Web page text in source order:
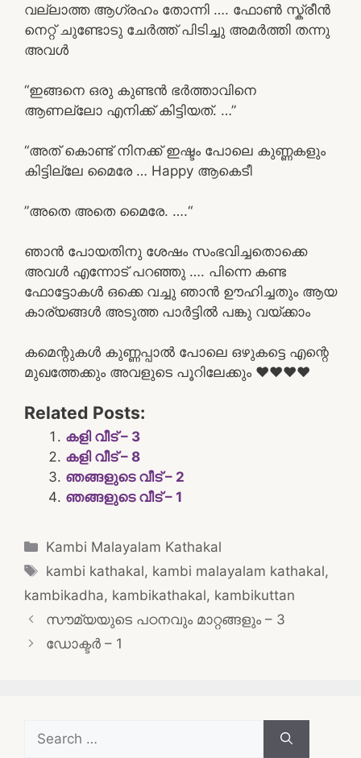
വല്ലാത്ത ആഗ്രഹം തോന്നി …. ഫോൺ സ്ക്രീൻ
നെറ്റ് ചുണ്ടോടു ചേർത്ത് പിടിച്ചു അമർത്തി തന്നു
അവൾ
“ഇങ്ങനെ ഒരു കുണ്ടൻ ഭർത്താവിനെ
ആണല്ലോ എനിക്ക് കിട്ടിയത്. …”
“അത് കൊണ്ട് നിനക്ക് ഇഷ്ടം പോലെ കുണ്ണകളും
കിട്ടില്ലേ മൈരേ … Happy ആകെടീ
”അതെ അതെ മൈരേ. ….“
ഞാൻ പോയതിനു ശേഷം സംഭവിച്ചതൊക്കെ
അവൾ എന്നോട് പറഞ്ഞു …. പിന്നെ കണ്ട
ഫോട്ടോകൾ ഒക്കെ വച്ചു ഞാൻ ഊഹിച്ചതും ആയ
കാര്യങ്ങൾ അടുത്ത പാർട്ടിൽ പങ്കു വയ്ക്കാം
കമെന്റുകൾ കുണ്ണപ്പാൽ പോലെ ഒഴുകട്ടെ എന്റെ
മുഖത്തേക്കും അവളുടെ പൂറിലേക്കും ❤️❤️❤️❤️
Related Posts:
കളി വീട് – 3
കളി വീട് – 8
ഞങ്ങളുടെ വീട് – 2
ഞങ്ങളുടെ വീട് – 1
Categories
Kambi Malayalam Kathakal
Tags
kambi kathakal, kambi malayalam kathakal,
kambikadha, kambikathakal, kambikuttan
Post
navigation
സൗമ്യയുടെ പഠനവും മാറ്റങ്ങളും – 3
ഡോക്ടർ – 1
Search
for: